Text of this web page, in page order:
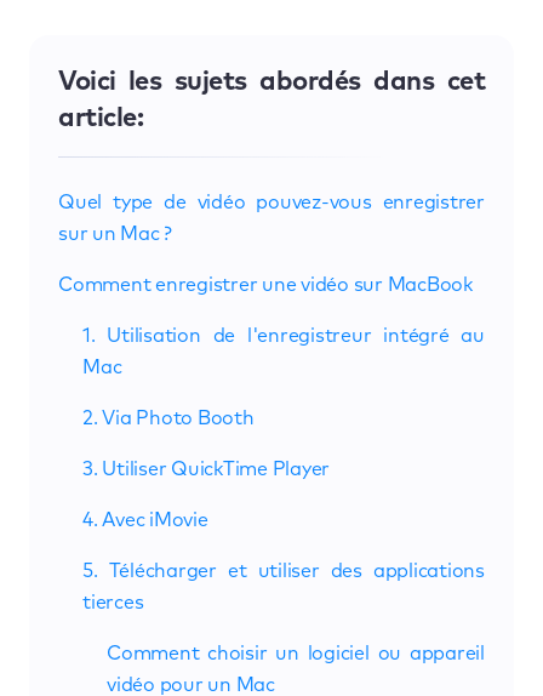
Voici les sujets abordés dans cet
article:
Quel type de vidéo pouvez-vous enregistrer
sur un Mac ?
Comment enregistrer une vidéo sur MacBook
1. Utilisation de l'enregistreur intégré au
Mac
2. Via Photo Booth
3. Utiliser QuickTime Player
4. Avec iMovie
5. Télécharger et utiliser des applications
tierces
Comment choisir un logiciel ou appareil
vidéo pour un Mac